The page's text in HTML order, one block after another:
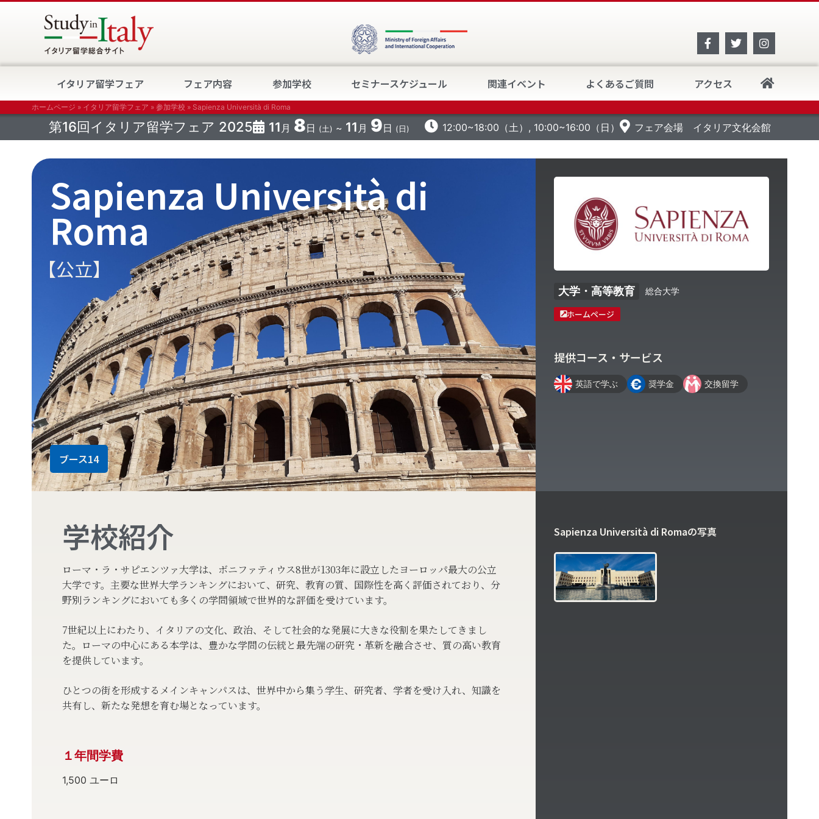
イタリア留学フェア フェア内容 参加学校 セミナースケジュール 関連イベント よくあるご質問 アクセス
ホームページ » イタリア留学フェア » 参加学校 » Sapienza Università di Roma
第16回イタリア留学フェア 2025 11 月 8日 (土) 11 月 9日 (日) 12:00~18:00（土）, 10:00~16:00（日） フェア会場 イタリア文化会館
Sapienza Università di
Roma
【公立】
ブース14
大学・高等教育 総合大学
ホームページ
提供コース・サービス
英語で学ぶ 奨学金 交換留学
学校紹介
ローマ・ラ・サピエンツァ大学は、ボニファティウス8世が1303年に設立したヨーロッパ最大の公立
大学です。主要な世界大学ランキングにおいて、研究、教育の質、国際性を高く評価されており、分
野別ランキングにおいても多くの学問領域で世界的な評価を受けています。
7世紀以上にわたり、イタリアの文化、政治、そして社会的な発展に大きな役割を果たしてきまし
た。ローマの中心にある本学は、豊かな学問の伝統と最先端の研究・革新を融合させ、質の高い教育
を提供しています。
ひとつの街を形成するメインキャンパスは、世界中から集う学生、研究者、学者を受け入れ、知識を
共有し、新たな発想を育む場となっています。
１年間学費
1,500 ユーロ
Sapienza Università di Romaの写真